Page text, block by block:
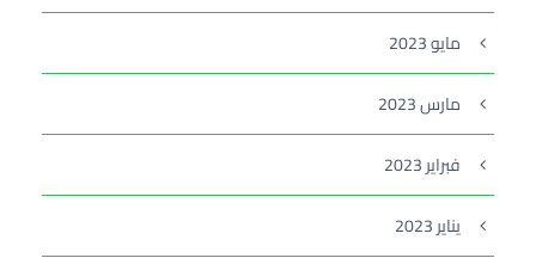
مايو 2023
مارس 2023
فبراير 2023
يناير 2023